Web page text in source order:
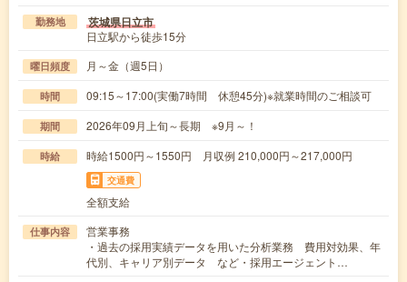
勤務地 茨城県日立市
日立駅から徒歩15分
曜日頻度 月～金（週5日）
時間 09:15～17:00(実働7時間 休憩45分)※就業時間のご相談可
期間 2026年09月上旬～長期 ※9月～！
時給 時給1500円～1550円 月収例 210,000円～217,000円
交通費
全額支給
仕事内容
営業事務
・過去の採用実績データを用いた分析業務 費用対効果、年
代別、キャリア別データ など・採用エージェント…